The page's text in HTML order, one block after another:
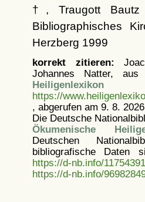
†, Traugott Bautz
Bibliographisches
Herzberg 1999
korrekt zitieren:
Johannes Natter,
Heiligenlexikon
https://
, abgerufen am 9. 8. 2026
Die Deutsche
Ökumenische
Deutschen
bibliografische Daten
https://d-nb.info/
https://d-nb.info/